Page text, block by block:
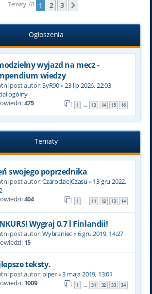
Tematy: 63 1 2 3
Ogłoszenia
wyjazd na mecz -
wiedzy
post autor:SyR90«23 lip 2026, 22:03
ogólny
475 1 … 13 14 15 16
Tematy
swojego poprzednika
post autor:CzarodziejCzasu «13 gru 2022,
404 1 … 11 12 13 14
Wygraj 0.7 l Finlandii!
post autor:Wybraniec«6 gru 2019, 14:27
15
teksty.
post autor: piper«3 maja 2019, 13:01
1009 1 … 31 32 33 34